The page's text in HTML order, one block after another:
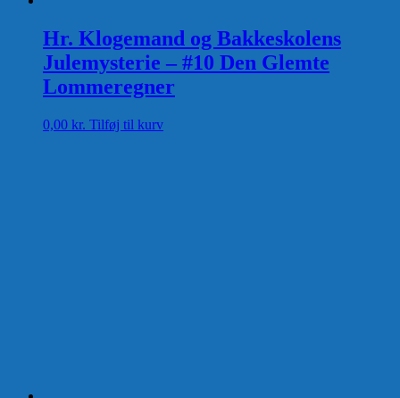
Hr. Klogemand og Bakkeskolens
Julemysterie – #10 Den Glemte
Lommeregner
0,00 kr. Tilføj til kurv